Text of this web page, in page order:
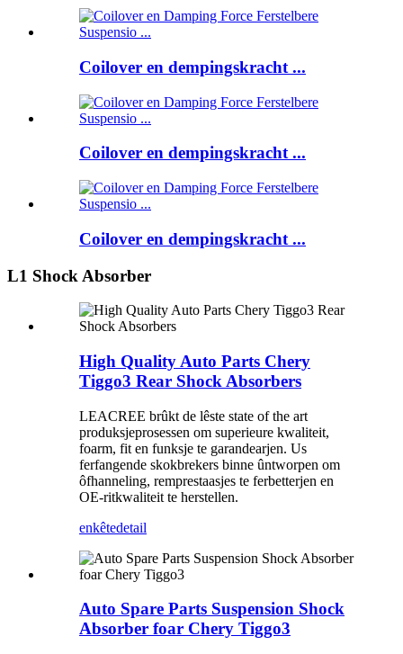
Coilover en dempingskracht ...
Coilover en dempingskracht ...
Coilover en dempingskracht ...
L1 Shock Absorber
High Quality Auto Parts Chery
Tiggo3 Rear Shock Absorbers
LEACREE brûkt de lêste state of the art
produksjeprosessen om superieure kwaliteit,
foarm, fit en funksje te garandearjen. Us
ferfangende skokbrekers binne ûntworpen om
ôfhanneling, remprestaasjes te ferbetterjen en
OE-ritkwaliteit te herstellen.
enkêtedetail
Auto Spare Parts Suspension Shock
Absorber foar Chery Tiggo3